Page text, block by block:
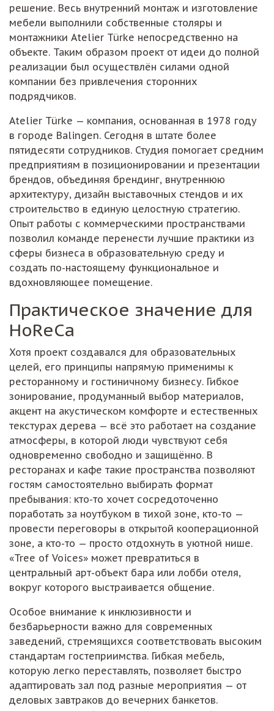
решение. Весь внутренний монтаж и изготовление
мебели выполнили собственные столяры и
монтажники Atelier Türke непосредственно на
объекте. Таким образом проект от идеи до полной
реализации был осуществлён силами одной
компании без привлечения сторонних
подрядчиков.
Atelier Türke — компания, основанная в 1978 году
в городе Balingen. Сегодня в штате более
пятидесяти сотрудников. Студия помогает средним
предприятиям в позиционировании и презентации
брендов, объединяя брендинг, внутреннюю
архитектуру, дизайн выставочных стендов и их
строительство в единую целостную стратегию.
Опыт работы с коммерческими пространствами
позволил команде перенести лучшие практики из
сферы бизнеса в образовательную среду и
создать по-настоящему функциональное и
вдохновляющее помещение.
Практическое значение для
HoReCa
Хотя проект создавался для образовательных
целей, его принципы напрямую применимы к
ресторанному и гостиничному бизнесу. Гибкое
зонирование, продуманный выбор материалов,
акцент на акустическом комфорте и естественных
текстурах дерева — всё это работает на создание
атмосферы, в которой люди чувствуют себя
одновременно свободно и защищённо. В
ресторанах и кафе такие пространства позволяют
гостям самостоятельно выбирать формат
пребывания: кто-то хочет сосредоточенно
поработать за ноутбуком в тихой зоне, кто-то —
провести переговоры в открытой кооперационной
зоне, а кто-то — просто отдохнуть в уютной нише.
«Tree of Voices» может превратиться в
центральный арт-объект бара или лобби отеля,
вокруг которого выстраивается общение.
Особое внимание к инклюзивности и
безбарьерности важно для современных
заведений, стремящихся соответствовать высоким
стандартам гостеприимства. Гибкая мебель,
которую легко переставлять, позволяет быстро
адаптировать зал под разные мероприятия — от
деловых завтраков до вечерних банкетов.